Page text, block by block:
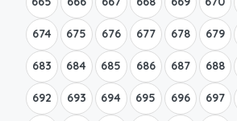
674 675 676 677 678 679
683 684 685 686 687 688
692 693 694 695 696 697